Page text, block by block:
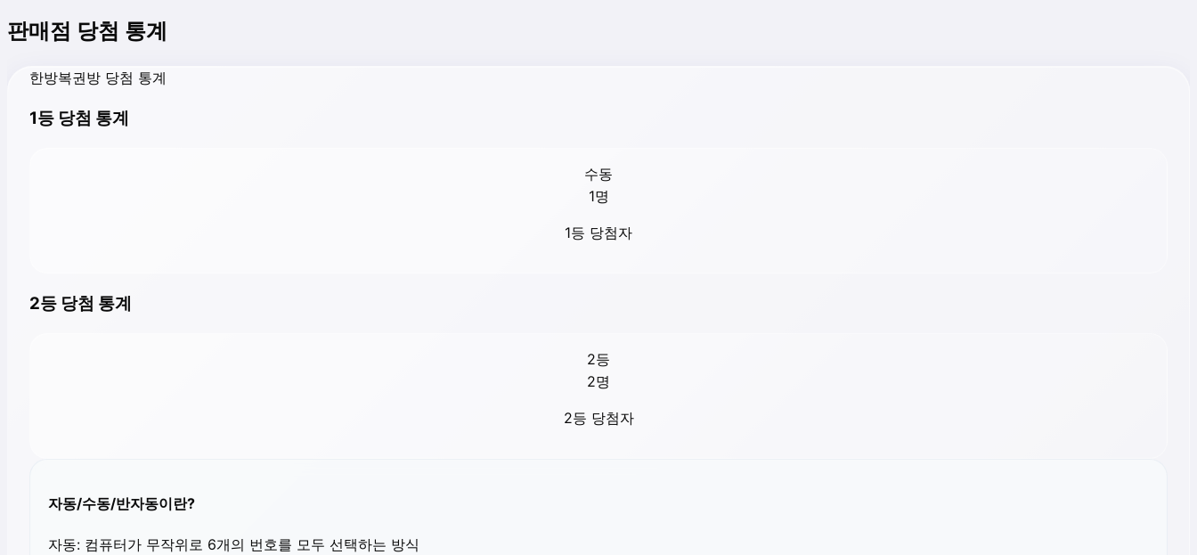
판매점 당첨 통계
한방복권방 당첨 통계
1등 당첨 통계
수동
1명
1등 당첨자
2등 당첨 통계
2등
2명
2등 당첨자
자동/수동/반자동이란?
자동: 컴퓨터가 무작위로 6개의 번호를 모두 선택하는 방식